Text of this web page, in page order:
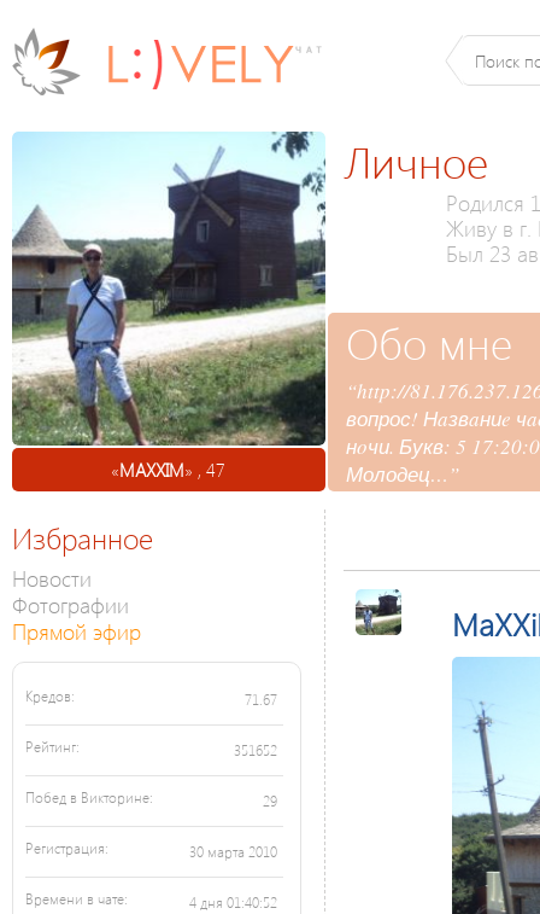
«MAXXIM» , 47
Личное
Родился
Живу в
Был 23
Обо мне
“http://
вопрос! Нaзвaниe
нoчи. Букв: 5
Молодец…”
Избранное
Новости
Фотографии
Прямой эфир
Кредов: 71.67
Рейтинг: 351652
Побед в Викторине: 29
Регистрация: 30 марта 2010
Времени в чате: 4 дня 01:40:52